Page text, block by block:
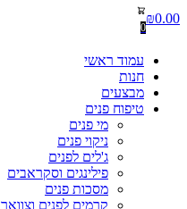
₪0.00
0
עמוד ראשי
חנות
מבצעים
טיפוח פנים
מי פנים
ניקוי פנים
ג'לים לפנים
פילינגים וסקראבים
מסכות פנים
קרמים לפנים וצוואר